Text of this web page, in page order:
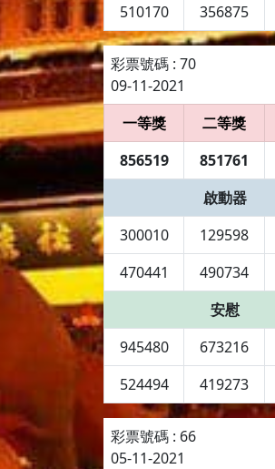
510170
356875
彩票號碼 : 70
09-11-2021
一等獎
二等獎
856519
851761
啟動器
300010
129598
470441
490734
安慰
945480
673216
524494
419273
彩票號碼 : 66
05-11-2021